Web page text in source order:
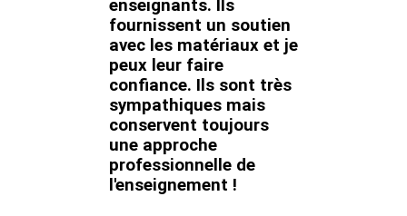
enseignants. Ils
fournissent un soutien
avec les matériaux et je
peux leur faire
confiance. Ils sont très
sympathiques mais
conservent toujours
une approche
professionnelle de
l'enseignement !